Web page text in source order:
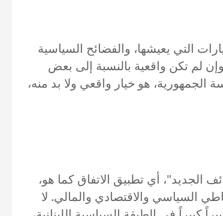
التي يعيشها، والفضائح السياسية
لم تكن واقعية بالنسبة إلى بعض
الجمهورية، هو خيار واقعي ولا بد منه،
الجديد"، أي تطبيق الاتفاق كما هو،
السياسي والاقتصادي والمالي. لا